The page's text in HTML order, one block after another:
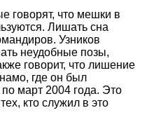
говорят, что мешки в
Лишать сна
Узников
неудобные позы,
говорит, что лишение
где он был
март 2004 года. Это
кто служил в это